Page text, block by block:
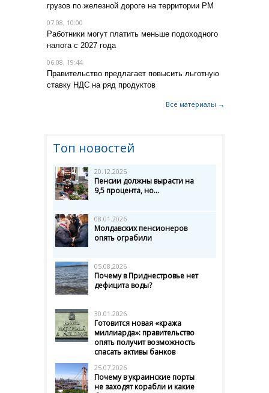
грузов по железной дороге на территории РМ
07.08, 10:00
Работники могут платить меньше подоходного
налога с 2027 года
06.08, 19:44
Правительство предлагает повысить льготную
ставку НДС на ряд продуктов
Все материалы →
Топ новостей
20.12.2025
Пенсии должны вырасти на
9,5 процента, но...
08.01.2026
Молдавских пенсионеров
опять ограбили
05.08.2026
Почему в Приднестровье нет
дефицита воды?
30.01.2026
Готовится новая «кража
миллиарда»: правительство
опять получит возможность
спасать активы банков
25.07.2026
Почему в украинские порты
не заходят корабли и какие